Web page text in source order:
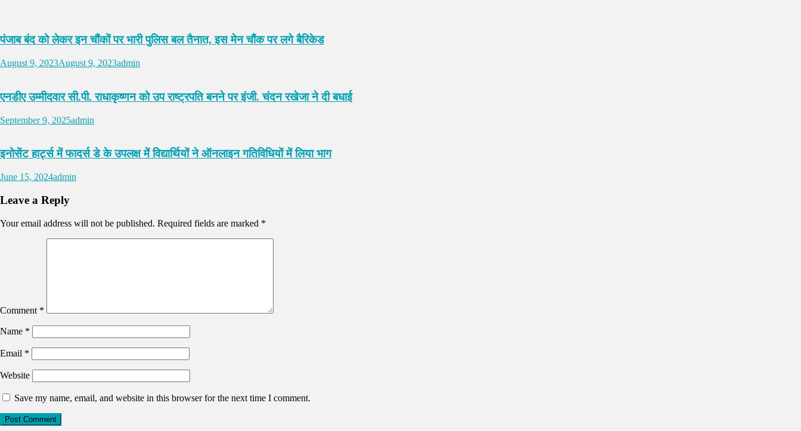
पंजाब बंद को लेकर इन चौंकों पर भारी पुलिस बल तैनात, इस मेन चौंक पर लगे बैरिकेड
August 9, 2023August 9, 2023admin
एनडीए उम्मीदवार सी.पी. राधाकृष्णन को उप राष्ट्रपति बनने पर इंजी. चंदन रखेजा ने दी बधाई
September 9, 2025admin
इनोसेंट हार्ट्स में फादर्स डे के उपलक्ष में विद्यार्थियों ने ऑनलाइन गतिविधियों में लिया भाग
June 15, 2024admin
Leave a Reply
Your email address will not be published. Required fields are marked *
Comment *
Name *
Email *
Website
Save my name, email, and website in this browser for the next time I comment.